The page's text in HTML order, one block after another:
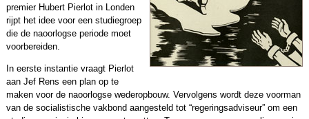
premier Hubert Pierlot in Londen
rijpt het idee voor een studiegroep
die de naoorlogse periode moet
voorbereiden.
In eerste instantie vraagt Pierlot
aan Jef Rens een plan op te
maken voor de naoor­logse wederopbouw. Vervolgens wordt deze voorman
van de socialistische vakbond aange­steld tot “regeringsadviseur” om een